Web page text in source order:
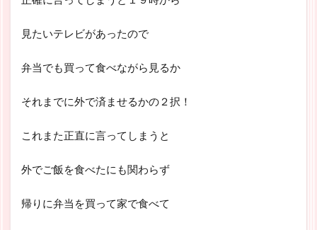
見たいテレビがあったので
弁当でも買って食べながら見るか
それまでに外で済ませるかの２択！
これまた正直に言ってしまうと
外でご飯を食べたにも関わらず
帰りに弁当を買って家で食べて